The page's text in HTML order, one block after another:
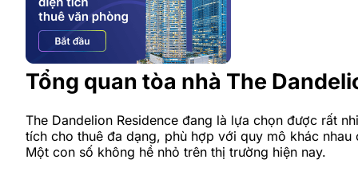
Tổng quan tòa nhà The
The Dandelion Residence đang là lựa chọn được rất
tích cho thuê đa dạng, phù hợp với quy mô khác
Một con số không hề nhỏ trên thị trường hiện nay.